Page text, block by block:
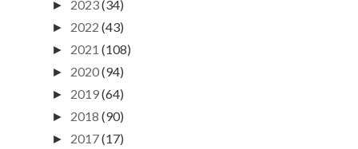
► 2023(34)
► 2022 (43)
► 2021 (108)
► 2020(94)
► 2019(64)
► 2018 (90)
► 2017(17)